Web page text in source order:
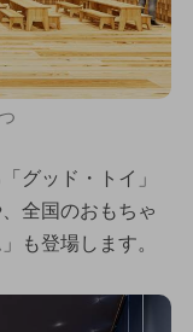
グッド・トイ」
全国のおもちゃ
も登場します。